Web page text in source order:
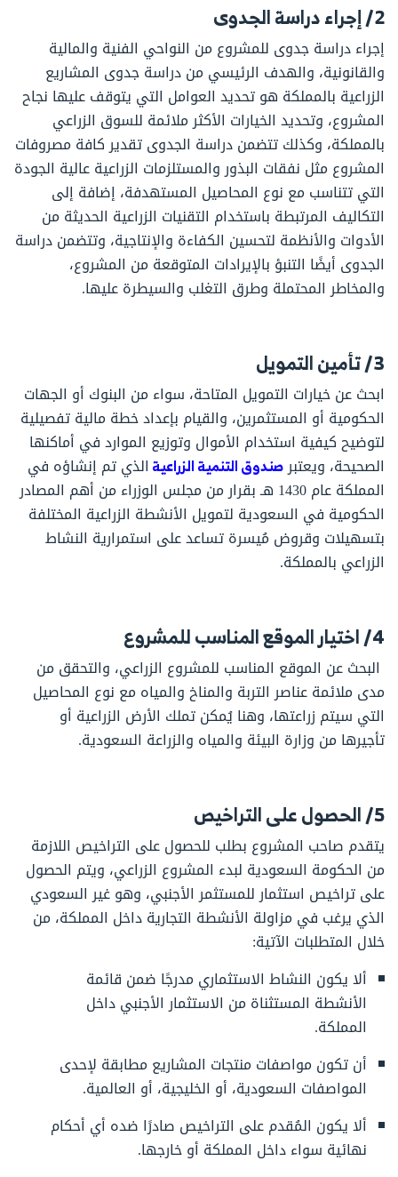
2/ إجراء دراسة الجدوى
إجراء دراسة جدوى للمشروع من النواحي الفنية والمالية
والقانونية، والهدف الرئيسي من دراسة جدوى المشاريع
الزراعية بالمملكة هو تحديد العوامل التي يتوقف عليها نجاح
المشروع، وتحديد الخيارات الأكثر ملائمة للسوق الزراعي
بالمملكة، وكذلك تتضمن دراسة الجدوى تقدير كافة مصروفات
المشروع مثل نفقات البذور والمستلزمات الزراعية عالية الجودة
التي تتناسب مع نوع المحاصيل المستهدفة، إضافة إلى
التكاليف المرتبطة باستخدام التقنيات الزراعية الحديثة من
الأدوات والأنظمة لتحسين الكفاءة والإنتاجية، وتتضمن دراسة
الجدوى أيضًا التنبؤ بالإيرادات المتوقعة من المشروع،
والمخاطر المحتملة وطرق التغلب والسيطرة عليها.
3/ تأمين التمويل
ابحث عن خيارات التمويل المتاحة، سواء من البنوك أو الجهات
الحكومية أو المستثمرين، والقيام بإعداد خطة مالية تفصيلية
لتوضيح كيفية استخدام الأموال وتوزيع الموارد في أماكنها
الصحيحة، ويعتبرصندوق التنمية الزراعية الذي تم إنشاؤه في
المملكة عام 1430 هـ بقرار من مجلس الوزراء من أهم المصادر
الحكومية في السعودية لتمويل الأنشطة الزراعية المختلفة
بتسهيلات وقروض مُيسرة تساعد على استمرارية النشاط
الزراعي بالمملكة.
4/ اختيار الموقع المناسب للمشروع
البحث عن الموقع المناسب للمشروع الزراعي، والتحقق من
مدى ملائمة عناصر التربة والمناخ والمياه مع نوع المحاصيل
التي سيتم زراعتها، وهنا يُمكن تملك الأرض الزراعية أو
تأجيرها من وزارة البيئة والمياه والزراعة السعودية.
5/ الحصول على التراخيص
يتقدم صاحب المشروع بطلب للحصول على التراخيص اللازمة
من الحكومة السعودية لبدء المشروع الزراعي، ويتم الحصول
على تراخيص استثمار للمستثمر الأجنبي، وهو غير السعودي
الذي يرغب في مزاولة الأنشطة التجارية داخل المملكة، من
خلال المتطلبات الآتية:
ألا يكون النشاط الاستثماري مدرجًا ضمن قائمة
الأنشطة المستثناة من الاستثمار الأجنبي داخل
المملكة.
أن تكون مواصفات منتجات المشاريع مطابقة لإحدى
المواصفات السعودية، أو الخليجية، أو العالمية.
ألا يكون المُقدم على التراخيص صادرًا ضده أي أحكام
نهائية سواء داخل المملكة أو خارجها.